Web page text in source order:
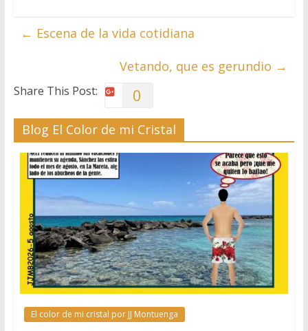
← Escena de la vida cotidiana
Vetando, que es gerundio →
Share This Post: 0
Blog El Color de mi Cristal
El color de mi cristal por JJ Montuenga